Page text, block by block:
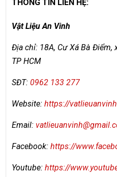
THÔNG TIN LIÊN HỆ:
Vật Liệu An Vinh
Địa chỉ: 18A, Cư Xá Bà Điểm,
TP HCM
SĐT: 0962 133 277
Website: https://
Email:
Facebook: https://
Youtube: https://